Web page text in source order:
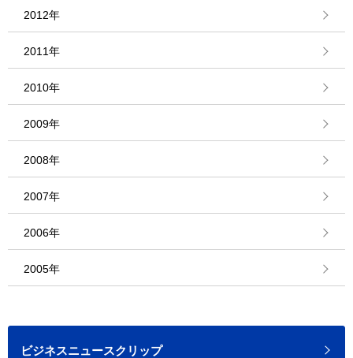
2012年
2011年
2010年
2009年
2008年
2007年
2006年
2005年
ビジネスニュースクリップ